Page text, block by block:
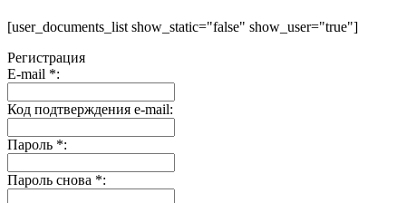
[user_documents_list show_static="false" show_user="true"]
Регистрация
E-mail *:
Код подтверждения e-mail:
Пароль *:
Пароль снова *: